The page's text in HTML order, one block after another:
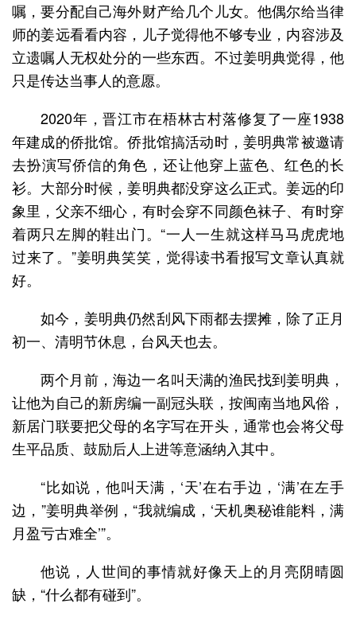
嘱，要分配自己海外财产给几个儿女。他偶尔给当律
师的姜远看看内容，儿子觉得他不够专业，内容涉及
立遗嘱人无权处分的一些东西。不过姜明典觉得，他
只是传达当事人的意愿。
2020年，晋江市在梧林古村落修复了一座1938
年建成的侨批馆。侨批馆搞活动时，姜明典常被邀请
去扮演写侨信的角色，还让他穿上蓝色、红色的长
衫。大部分时候，姜明典都没穿这么正式。姜远的印
象里，父亲不细心，有时会穿不同颜色袜子、有时穿
着两只左脚的鞋出门。“一人一生就这样马马虎虎地
过来了。”姜明典笑笑，觉得读书看报写文章认真就
好。
如今，姜明典仍然刮风下雨都去摆摊，除了正月
初一、清明节休息，台风天也去。
两个月前，海边一名叫天满的渔民找到姜明典，
让他为自己的新房编一副冠头联，按闽南当地风俗，
新居门联要把父母的名字写在开头，通常也会将父母
生平品质、鼓励后人上进等意涵纳入其中。
“比如说，他叫天满，‘天’在右手边，‘满’在左手
边，”姜明典举例，“我就编成，‘天机奥秘谁能料，满
月盈亏古难全’”。
他说，人世间的事情就好像天上的月亮阴晴圆
缺，“什么都有碰到”。